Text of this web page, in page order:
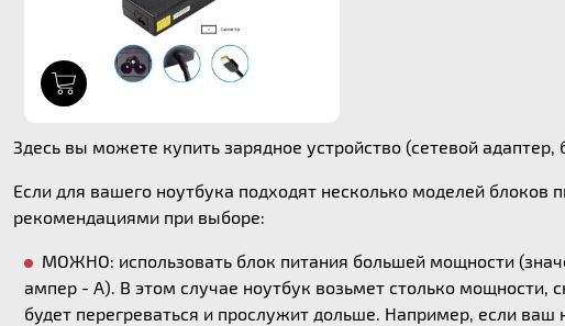
Здесь вы можете купить зарядное устройство (сетевой
Если для вашего ноутбука подходят несколько моделей
рекомендациями при выборе:
МОЖНО: использовать блок питания большей мощности
ампер - А). В этом случае ноутбук возьмет столько мощности,
будет перегреваться и прослужит дольше. Например, если